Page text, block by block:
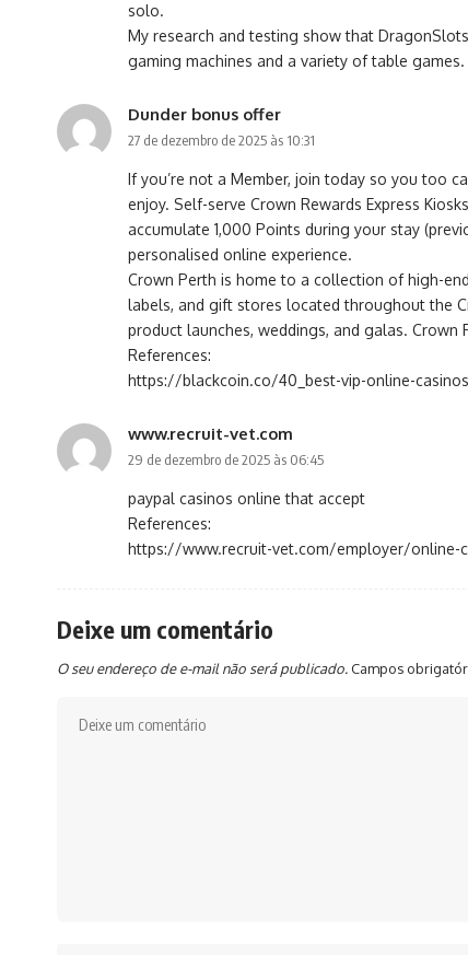
solo.
My research and testing show that
gaming machines and a variety of table
Dunder bonus offer
27 de dezembro de 2025 às 10:31
If you’re not a Member, join today so you too
enjoy. Self-serve Crown Rewards Express
accumulate 1,000 Points during your stay
personalised online experience.
Crown Perth is home to a collection of high-
labels, and gift stores located throughout the
product launches, weddings, and galas.
References:
https://blackcoin.co/40_best-vip-online-
www.recruit-vet.com
29 de dezembro de 2025 às 06:45
paypal casinos online that accept
References:
https://www.recruit-vet.com/employer/online-
Deixe um comentário
O seu endereço de e-mail não será publicado. Campos